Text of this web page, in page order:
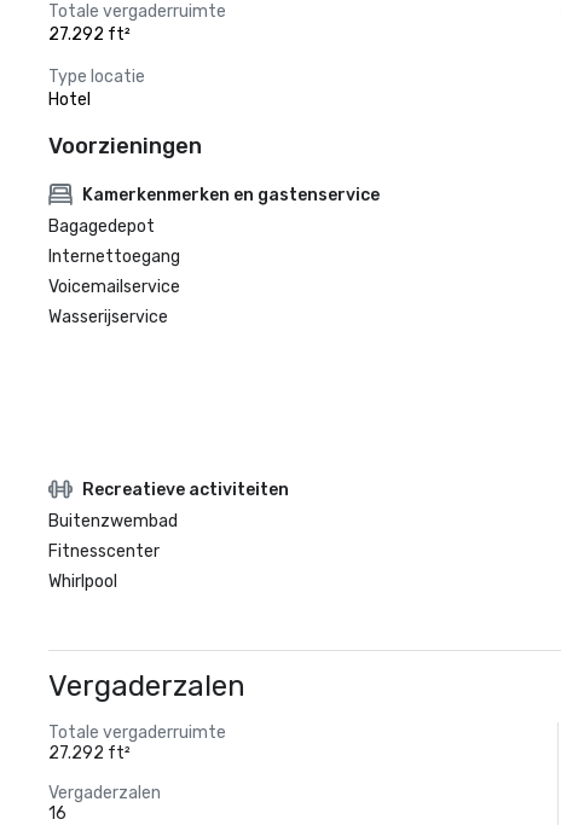
Totale vergaderruimte
27.292 ft²
Type locatie
Hotel
Voorzieningen
Kamerkenmerken en gastenservice
Bagagedepot
Internettoegang
Voicemailservice
Wasserijservice
Recreatieve activiteiten
Buitenzwembad
Fitnesscenter
Whirlpool
Vergaderzalen
Totale vergaderruimte
27.292 ft²
Vergaderzalen
16